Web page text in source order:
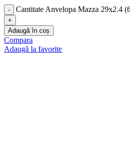
Cantitate Anvelopa Mazza 29x2.4
Adaugă în coș
Compara
Adaugă la favorite